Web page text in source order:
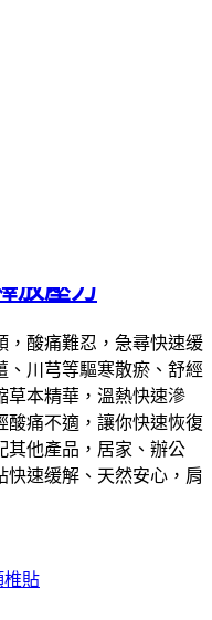
放壓力
，酸痛難忍，急尋快速缓
、川芎等驅寒散瘀、舒經
草本精華，溫熱快速滲
酸痛不適，讓你快速恢復
其他產品，居家、辦公
快速缓解、天然安心，肩
椎貼